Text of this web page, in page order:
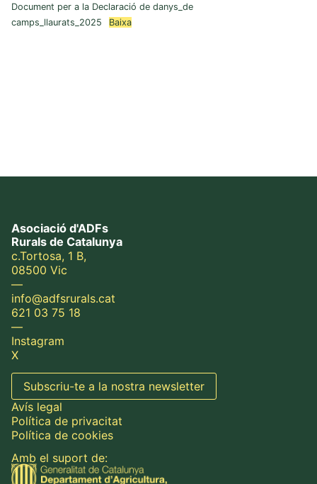
Document per a la Declaració de danys_de
camps_llaurats_2025
Baixa
Asociació d'ADFs
Rurals de Catalunya
c.Tortosa, 1 B,
08500 Vic
—
info@adfsrurals.cat
621 03 75 18
—
Instagram
X
Subscriu-te a la nostra newsletter
Avís legal
Política de privacitat
Política de cookies
Amb el suport de: